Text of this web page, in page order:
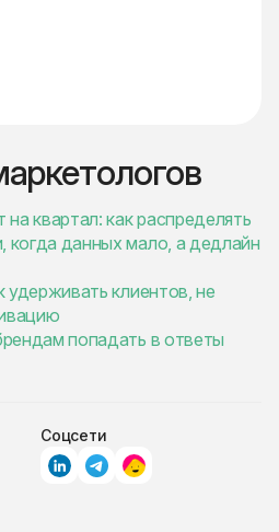
квартал: как распределять
когда данных мало, а дедлайн
удерживать клиентов, не
попадать в ответы
Соцсети